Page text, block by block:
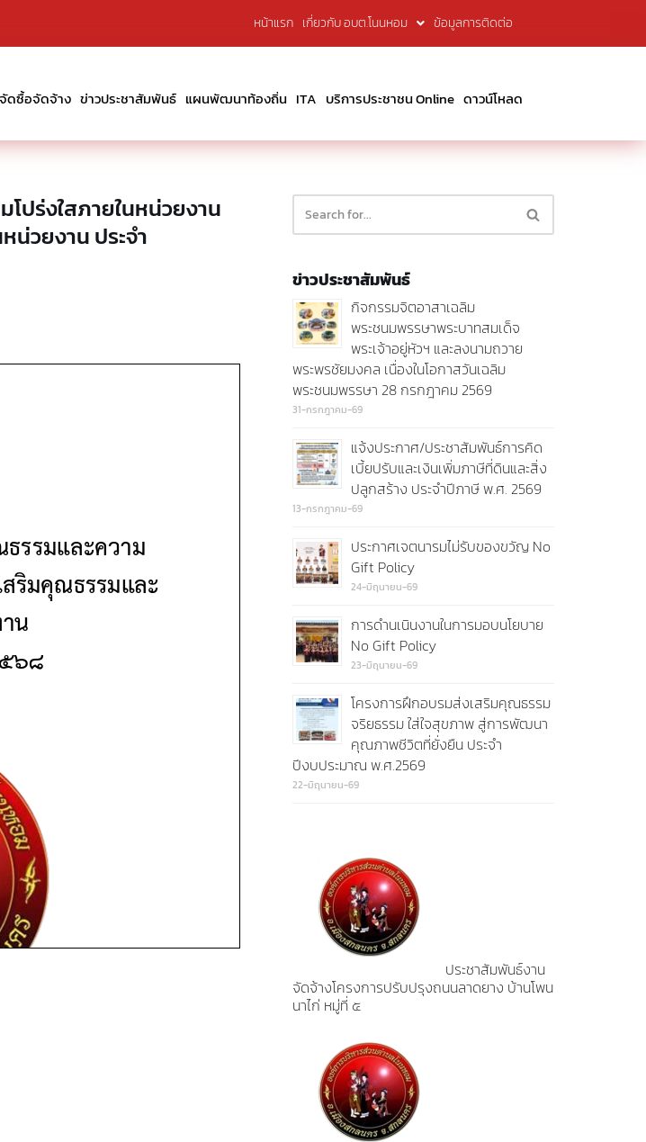
หน้าแรก เกี่ยวกับ อบต.โนนหอม ข้อมูลการติดต่อ
ดซื้อจัดจ้าง ข่าวประชาสัมพันธ์ แผนพัฒนาท้องถิ่น ITA บริการประชาชน Online ดาวน์โหลด
ปร่งใสภายในหน่วยงาน
น่วยงาน ประจำ
ข่าวประชาสัมพันธ์
กิจกรรมจิตอาสาเฉลิม
พระชนมพรรษาพระบาทสมเด็จ
พระเจ้าอยู่หัวฯ และลงนามถวาย
พระพรชัยมงคล เนื่องในโอกาสวันเฉลิม
พระชนมพรรษา 28 กรกฎาคม 2569
31-กรกฎาคม-69
แจ้งประกาศ/ประชาสัมพันธ์การคิด
เบี้ยปรับและเงินเพิ่มภาษีที่ดินและสิ่ง
ปลูกสร้าง ประจำปีภาษี พ.ศ. 2569
13-กรกฎาคม-69
ประกาศเจตนารมไม่รับของขวัญ No
Gift Policy
24-มิถุนายน-69
การดำนเนินงานในการมอบนโยบาย
No Gift Policy
23-มิถุนายน-69
โครงการฝึกอบรมส่งเสริมคุณธรรม
จริยธรรม ใส่ใจสุขภาพ สู่การพัฒนา
คุณภาพชีวิตที่ยั่งยืน ประจำ
ปีงบประมาณ พ.ศ.2569
22-มิถุนายน-69
ประชาสัมพันธ์งาน
จัดจ้างโครงการปรับปรุงถนนลาดยาง บ้านโพน
นาไก่ หมู่ที่ ๕